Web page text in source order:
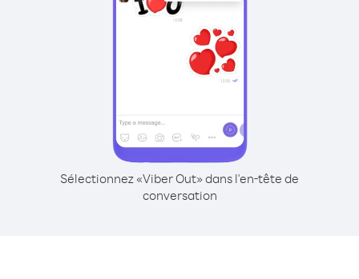
Sélectionnez «Viber Out» dans l'en-tête de
conversation